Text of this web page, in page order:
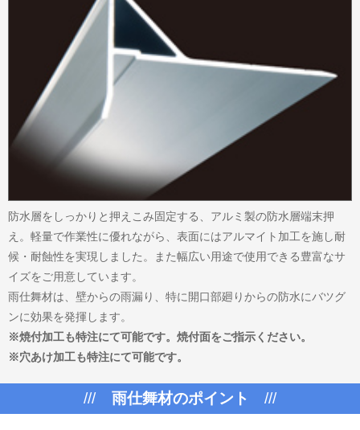
防水層をしっかりと押えこみ固定する、アルミ製の防水層端末押
え。軽量で作業性に優れながら、表面にはアルマイト加工を施し耐
候・耐蝕性を実現しました。また幅広い用途で使用できる豊富なサ
イズをご用意しています。
雨仕舞材は、壁からの雨漏り、特に開口部廻りからの防水にバツグ
ンに効果を発揮します。
※焼付加工も特注にて可能です。焼付面をご指示ください。
※穴あけ加工も特注にて可能です。
/// 雨仕舞材のポイント ///